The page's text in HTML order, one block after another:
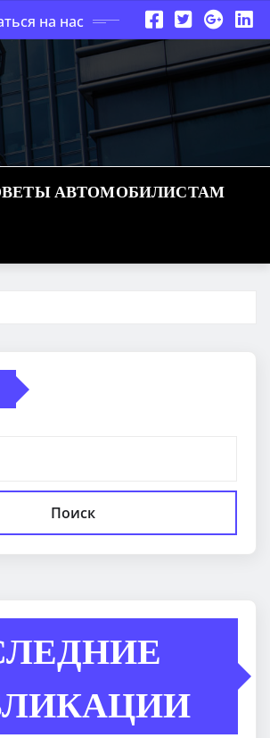
на нас
АВТОМОБИЛИСТАМ
Поиск